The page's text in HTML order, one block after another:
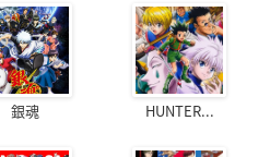
銀魂 HUNTER...